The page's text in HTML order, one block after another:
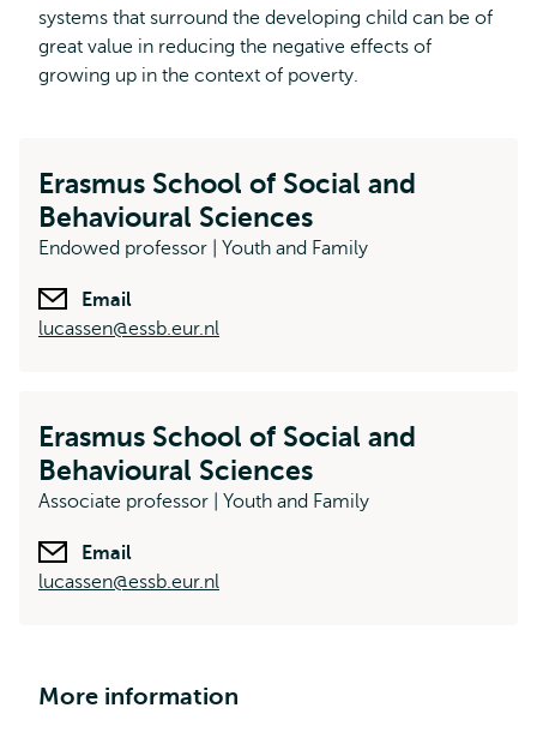
systems that surround the developing child can be of
great value in reducing the negative effects of
growing up in the context of poverty.
Erasmus School of Social and
Behavioural Sciences
Endowed professor | Youth and Family
Email
lucassen@essb.eur.nl
Erasmus School of Social and
Behavioural Sciences
Associate professor | Youth and Family
Email
lucassen@essb.eur.nl
More information